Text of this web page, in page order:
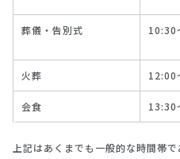
葬儀・告別式 10:30
火葬 12:00
会食 13:30
上記はあくまでも一般的な時間帯